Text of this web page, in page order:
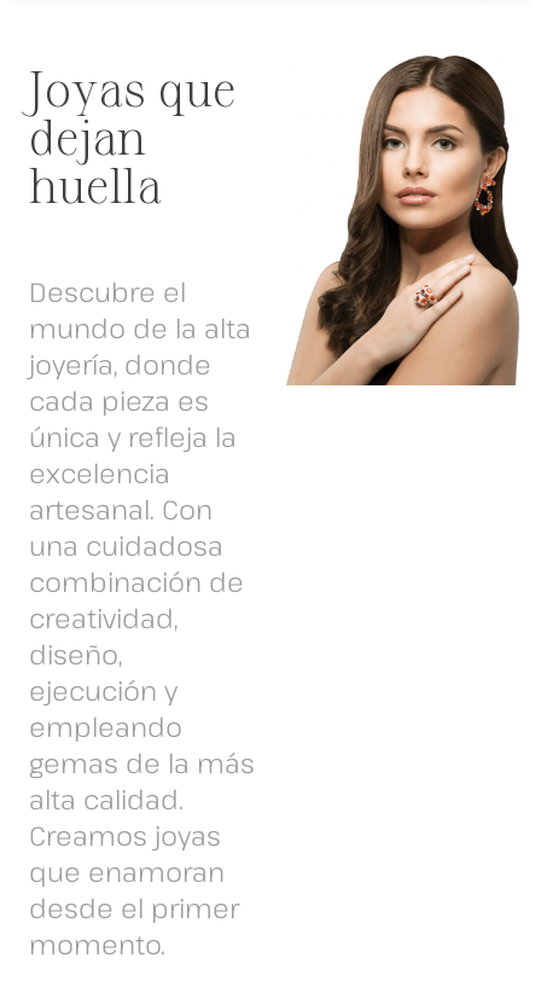
Joyas que
dejan
huella
Descubre el
mundo de la alta
joyería, donde
cada pieza es
única y refleja la
excelencia
artesanal. Con
una cuidadosa
combinación de
creatividad,
diseño,
ejecución y
empleando
gemas de la más
alta calidad.
Creamos joyas
que enamoran
desde el primer
momento.